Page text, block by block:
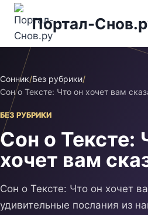
Перейти
содержимому
Портал-
Сонник/Без рубрики/
Сон о Тексте: Что он хочет вам
БЕЗ РУБРИКИ
Сон о Тексте:
хочет вам
Сон о Тексте: Что он хочет
удивительные послания из